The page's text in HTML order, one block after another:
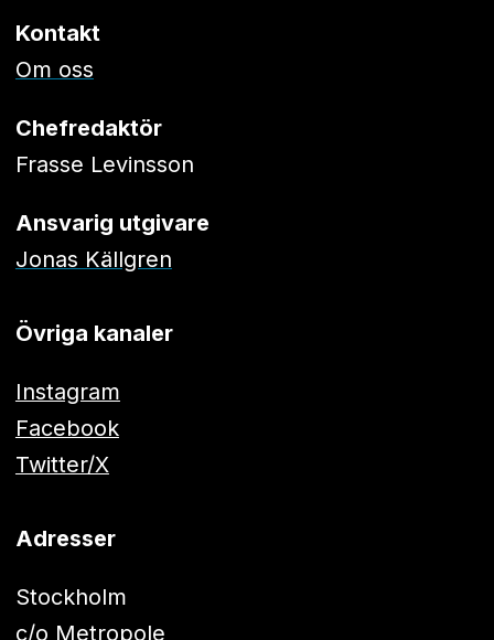
Kontakt
Om oss
Chefredaktör
Frasse Levinsson
Ansvarig utgivare
Jonas Källgren
Övriga kanaler
Instagram
Facebook
Twitter/X
Adresser
Stockholm
c/o Metropole